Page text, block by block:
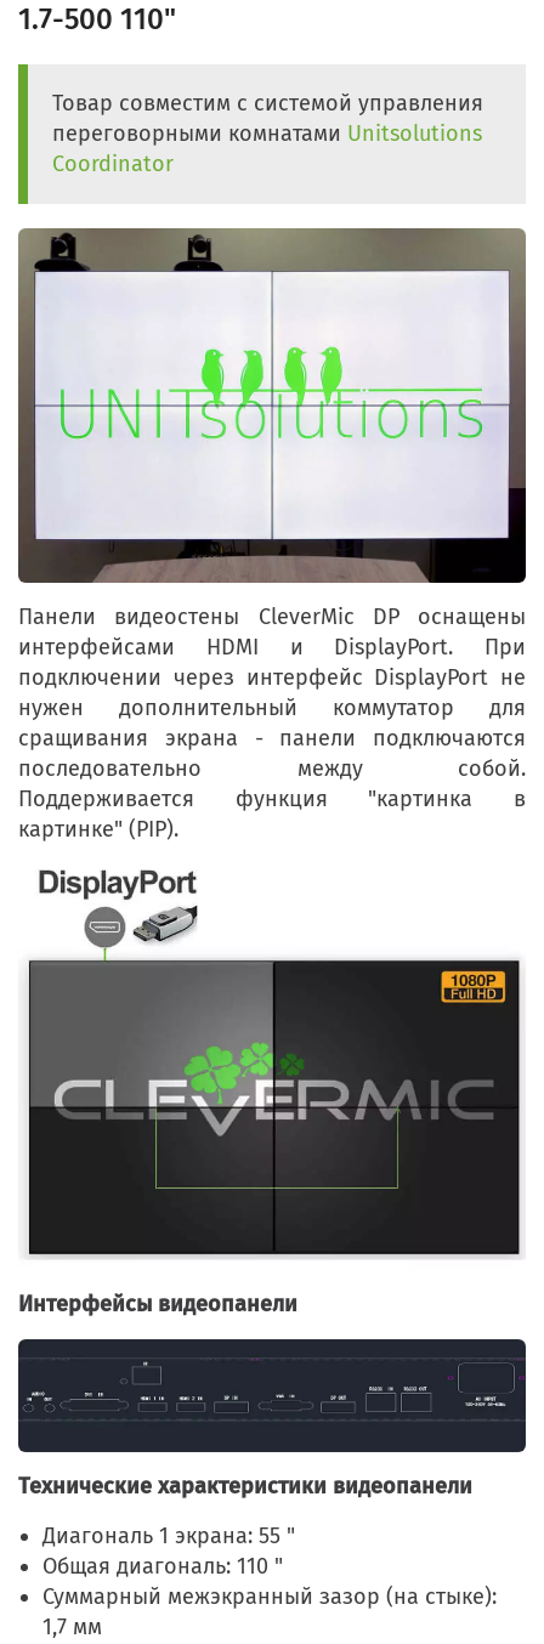
1.7-500 110"
Товар совместим с системой управления
переговорными комнатами Unitsolutions
Coordinator
Панели видеостены CleverMic DP оснащены
интерфейсами HDMI и DisplayPort. При
подключении через интерфейс DisplayPort не
нужен дополнительный коммутатор для
сращивания экрана - панели подключаются
последовательно между собой.
Поддерживается функция "картинка в
картинке" (PIP).
Интерфейсы видеопанели
Технические характеристики видеопанели
Диагональ 1 экрана: 55 "
Общая диагональ: 110 "
Суммарный межэкранный зазор (на стыке):
1,7 мм